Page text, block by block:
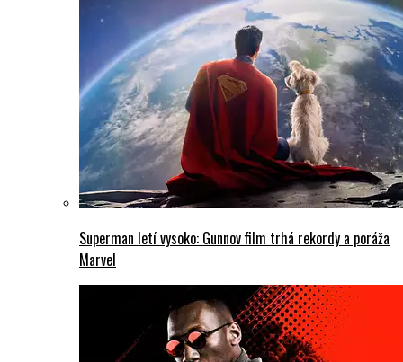
Superman letí vysoko: Gunnov film trhá rekordy a poráža
Marvel